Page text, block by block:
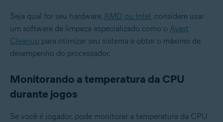
Seja qual for seu hardware, AMD ou Intel , considere usar
um software de limpeza especializado como o Avast
Cleanup para otimizar seu sistema e obter o máximo de
desempenho do processador.
Monitorando a temperatura da CPU
durante jogos
Se você é jogador, pode monitorar a temperatura da CPU